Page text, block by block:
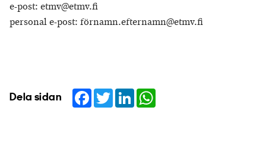
e-post: etmv@etmv.fi
personal e-post: förnamn.efternamn@etmv.fi
Dela sidan Facebook
TwitterLinkedIn